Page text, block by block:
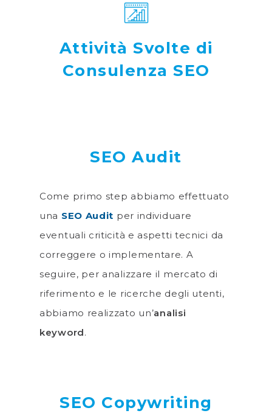
Attività Svolte di
Consulenza SEO
SEO Audit
Come primo step abbiamo effettuato
una SEO Audit per individuare
eventuali criticità e aspetti tecnici da
correggere o implementare. A
seguire, per analizzare il mercato di
riferimento e le ricerche degli utenti,
abbiamo realizzato un’analisi
keyword.
SEO Copywriting